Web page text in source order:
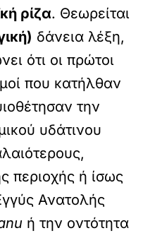
ρίζα. Θεωρείται
δάνεια λέξη,
ότι οι πρώτοι
που κατήλθαν
την
υδάτινου
περιοχής ή ίσως
Ανατολής
ή την οντότητα